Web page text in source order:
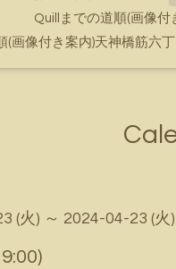
Quillまでの道順(画像付
(画像付き案内)天神橋筋六
(火) ～ 2024-04-23 (火)